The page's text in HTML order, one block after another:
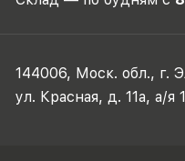
144006, Моск. обл., г.
ул. Красная, д. 11а, а/я